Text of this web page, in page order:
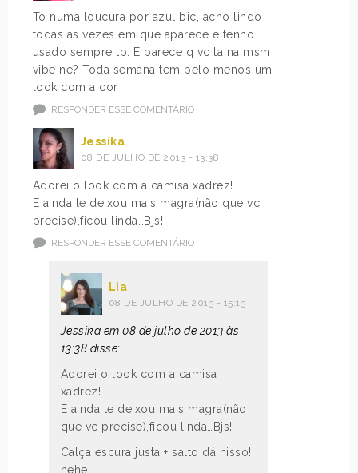
To numa loucura por azul bic, acho lindo
todas as vezes em que aparece e tenho
usado sempre tb. E parece q vc ta na msm
vibe ne? Toda semana tem pelo menos um
look com a cor
RESPONDER ESSE COMENTÁRIO
Jessika
08 DE JULHO DE 2013 - 13:38
Adorei o look com a camisa xadrez!
E ainda te deixou mais magra(não que vc
precise),ficou linda…Bjs!
RESPONDER ESSE COMENTÁRIO
Lia
08 DE JULHO DE 2013 - 15:13
Jessika em 08 de julho de 2013 às
13:38 disse:
Adorei o look com a camisa
xadrez!
E ainda te deixou mais magra(não
que vc precise),ficou linda…Bjs!
Calça escura justa + salto dá nisso!
hehe